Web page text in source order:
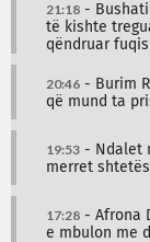
21:18 -
të kishte
qëndruar
20:46 - Burim
që mund ta
19:53 - Ndalet
merret
17:28 - Afrona
e mbulon me